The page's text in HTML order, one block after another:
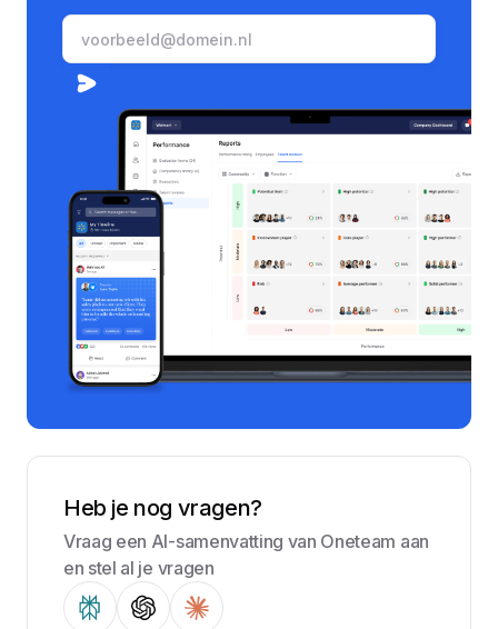
Heb je nog vragen?
Vraag een AI-samenvatting van Oneteam aan
en stel al je vragen